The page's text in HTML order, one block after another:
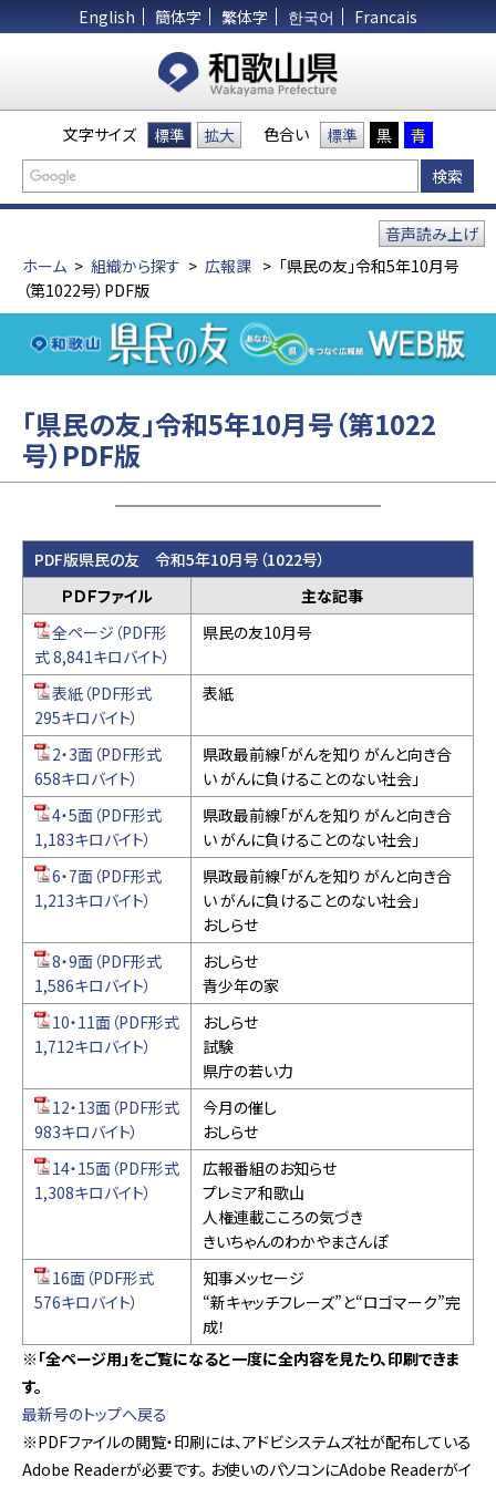
English 簡体字 繁体字 한국어 Francais
文字サイズ 標準 拡大 色合い 標準 黒 青
ホーム > 組織から探す > 広報課 > 「県民の友」令和5年10月号
（第1022号）PDF版
音声読み上げ
「県民の友」令和5年10月号（第1022
号）PDF版
PDF版県民の友 令和5年10月号（1022号）
ＰＤＦファイル
主な記事
全ページ（PDF形
式 8,841キロバイト）
県民の友10月号
表紙（PDF形式
295キロバイト）
表紙
2・3面（PDF形式
658キロバイト）
県政最前線「がんを知り がんと向き合
い がんに負けることのない社会」
4・5面（PDF形式
1,183キロバイト）
県政最前線「がんを知り がんと向き合
い がんに負けることのない社会」
6・7面（PDF形式
1,213キロバイト）
県政最前線「がんを知り がんと向き合
い がんに負けることのない社会」
おしらせ
8・9面（PDF形式
1,586キロバイト）
おしらせ
青少年の家
10・11面（PDF形式
1,712キロバイト）
おしらせ
試験
県庁の若い力
12・13面（PDF形式
983キロバイト）
今月の催し
おしらせ
14・15面（PDF形式
1,308キロバイト）
広報番組のお知らせ
プレミア和歌山
人権連載こころの気づき
きいちゃんのわかやまさんぽ
16面（PDF形式
576キロバイト）
知事メッセージ
“新キャッチフレーズ”と“ロゴマーク”完
成！
※「全ページ用」をご覧になると一度に全内容を見たり、印刷できま
す。
最新号のトップへ戻る
※PDFファイルの閲覧・印刷には、アドビシステムズ社が配布している
Adobe Readerが必要です。 お使いのパソコンにAdobe Readerがイ